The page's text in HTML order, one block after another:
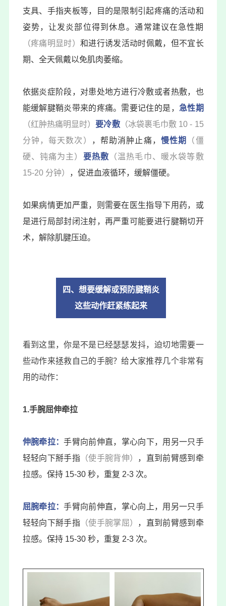
支具、手指夹板等，目的是限制引起疼痛的活动和
姿势，让发炎部位得到休息。通常建议在急性期
（疼痛明显时） 和进行诱发活动时佩戴，但不宜长
期、全天佩戴以免肌肉萎缩。
依据炎症阶段，对患处地方进行冷敷或者热敷，也
能缓解腱鞘炎带来的疼痛。需要记住的是， 急性期
（红肿热痛明显时）要冷敷（冰袋裹毛巾敷 10 - 15
分钟，每天数次）
，帮助消肿止痛， 慢性期
（僵
硬、钝痛为主） 要热敷 （温热毛巾、暖水袋等敷
15-20 分钟）
，促进血液循环，缓解僵硬。
如果病情更加严重，则需要在医生指导下用药，或
是进行局部封闭注射，再严重可能要进行腱鞘切开
术，解除肌腱压迫。
四、 想要缓解或预防腱鞘炎
这些动作赶紧练起来
看到这里，你是不是已经瑟瑟发抖，迫切地需要一
些动作来拯救自己的手腕？给大家推荐几个非常有
用的动作：
1.手腕屈伸牵拉
伸腕牵拉：手臂向前伸直，掌心向下，用另一只手
轻轻向下掰手指（使手腕背伸）
，直到前臂感到牵
拉感。保持 15-30 秒，重复 2-3 次。
屈腕牵拉：手臂向前伸直，掌心向上，用另一只手
轻轻向下掰手指（使手腕掌屈）
，直到前臂感到牵
拉感。保持 15-30 秒，重复 2-3 次。